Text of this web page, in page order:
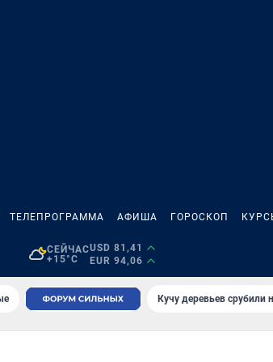
ТЕЛЕПРОГРАММА АФИША ГОРОСКОП
СЕЙЧАС
+15°C
USD 81,41
EUR 94,06
Кучу деревьев срубили